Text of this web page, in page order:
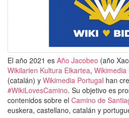
El año 2021 es Año Jacobeo (año
Wikilarien Kultura Elkartea, Wikimedia
(catalán) y Wikimedia Portugal han
#WikiLovesCamino. Su objetivo es
contenidos sobre el Camino de
euskera, castellano, catalán y